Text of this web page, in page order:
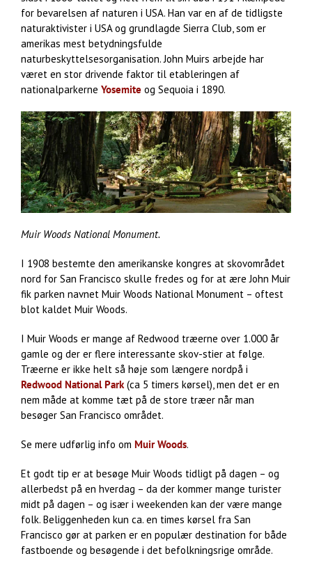
for bevarelsen af naturen i USA. Han var en af de tidligste
naturaktivister i USA og grundlagde Sierra Club, som er
amerikas mest betydningsfulde
naturbeskyttelsesorganisation. John Muirs arbejde har
været en stor drivende faktor til etableringen af
nationalparkerne Yosemite og Sequoia i 1890.
Muir Woods National Monument.
I 1908 bestemte den amerikanske kongres at skovområdet
nord for San Francisco skulle fredes og for at ære John Muir
fik parken navnet Muir Woods National Monument – oftest
blot kaldet Muir Woods.
I Muir Woods er mange af Redwood træerne over 1.000 år
gamle og der er flere interessante skov-stier at følge.
Træerne er ikke helt så høje som længere nordpå i
Redwood National Park(ca 5 timers kørsel), men det er en
nem måde at komme tæt på de store træer når man
besøger San Francisco området.
Se mere udførlig info om Muir Woods.
Et godt tip er at besøge Muir Woods tidligt på dagen – og
allerbedst på en hverdag – da der kommer mange turister
midt på dagen – og især i weekenden kan der være mange
folk. Beliggenheden kun ca. en times kørsel fra San
Francisco gør at parken er en populær destination for både
fastboende og besøgende i det befolkningsrige område.